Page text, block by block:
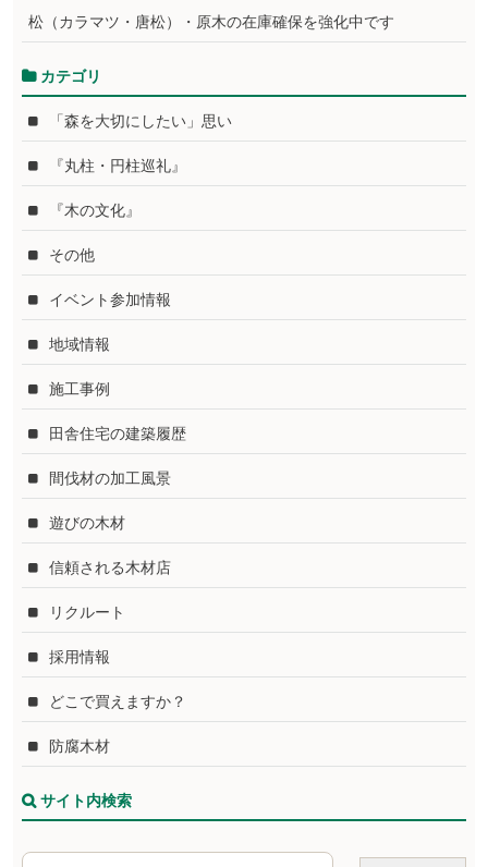
松（カラマツ・唐松）・原木の在庫確保を強化中です
カテゴリ
「森を大切にしたい」思い
『丸柱・円柱巡礼』
『木の文化』
その他
イベント参加情報
地域情報
施工事例
田舎住宅の建築履歴
間伐材の加工風景
遊びの木材
信頼される木材店
リクルート
採用情報
どこで買えますか？
防腐木材
サイト内検索